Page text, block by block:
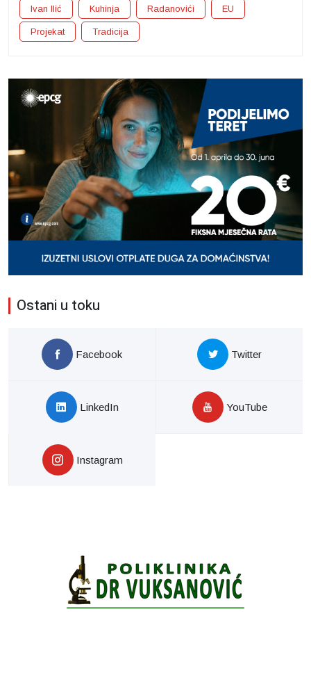
Ivan Ilić Kuhinja Radanovići EU
Projekat Tradicija
Ostani u toku
Facebook Twitter
LinkedIn YouTube
Instagram